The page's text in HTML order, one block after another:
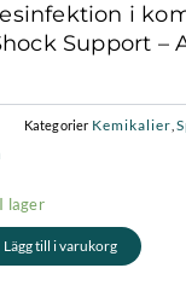
i
Support –
Kategorier Kemikalier ,
I lager
Lägg till i varukorg